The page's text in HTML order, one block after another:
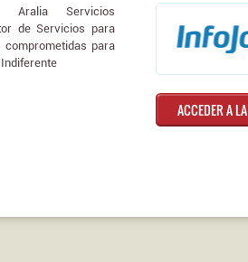
Aralia Servicios
de Servicios para
comprometidas para
ACCEDER A